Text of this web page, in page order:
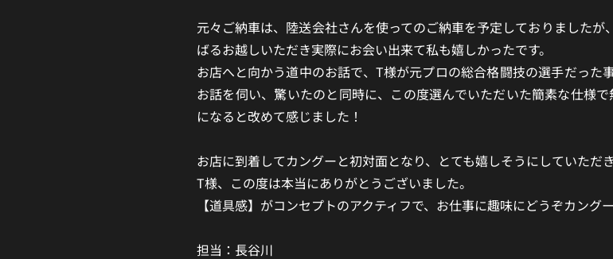
元々ご納車は、陸送会社さんを使ってのご納車を予定しておりました
ばるお越しいただき実際にお会い出来て私も嬉しかったです。
お店へと向かう道中のお話で、T様が元プロの総合格闘技の選手だった
お話を伺い、驚いたのと同時に、この度選んでいただいた簡素な仕様
になると改めて感じました！
お店に到着してカングーと初対面となり、とても嬉しそうにしていただ
T様、この度は本当にありがとうございました。
【道具感】がコンセプトのアクティフで、お仕事に趣味にどうぞカング
担当：長谷川